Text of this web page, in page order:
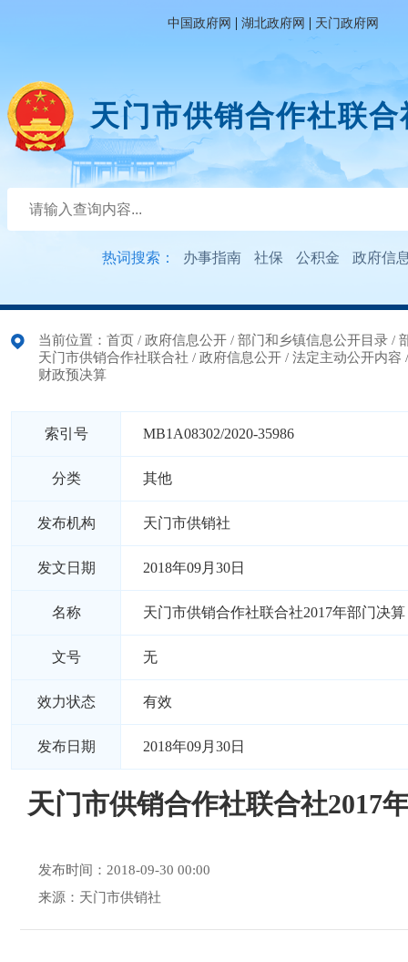
中国政府网 | 湖北政府网 | 天门政府网
天门市供销合作社联合
热词搜索： 办事指南 社保 公积金 政府信
当前位置： 首页 / 政府信息公开 / 部门和乡镇信息公开目录 /
天门市供销合作社联合社 / 政府信息公开 / 法定主动公开内容
财政预决算
索引号 MB1A08302/2020-35986
分类 其他
发布机构 天门市供销社
发文日期 2018年09月30日
名称 天门市供销合作社联合社2017年部门决算
文号 无
效力状态 有效
发布日期 2018年09月30日
天门市供销合作社联合社2017
发布时间：2018-09-30 00:00
来源：天门市供销社